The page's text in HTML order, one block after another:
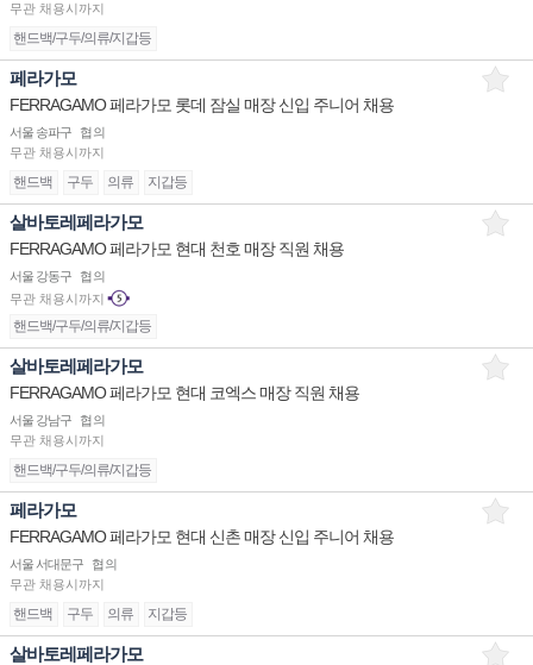
무관 채용시까지
핸드백/구두/의류/지갑등
페라가모
FERRAGAMO 페라가모 롯데 잠실 매장 신입 주니어 채용
서울 송파구
협의
무관 채용시까지
핸드백 구두 의류 지갑등
살바토레페라가모
FERRAGAMO 페라가모 현대 천호 매장 직원 채용
서울 강동구
협의
무관 채용시까지
핸드백/구두/의류/지갑등
살바토레페라가모
FERRAGAMO 페라가모 현대 코엑스 매장 직원 채용
서울 강남구
협의
무관 채용시까지
핸드백/구두/의류/지갑등
페라가모
FERRAGAMO 페라가모 현대 신촌 매장 신입 주니어 채용
서울 서대문구
협의
무관 채용시까지
핸드백 구두 의류 지갑등
살바토레페라가모